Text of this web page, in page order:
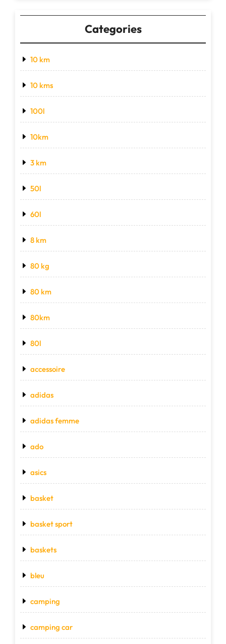
Categories
10 km
10 kms
100l
10km
3 km
50l
60l
8 km
80 kg
80 km
80km
80l
accessoire
adidas
adidas femme
ado
asics
basket
basket sport
baskets
bleu
camping
camping car